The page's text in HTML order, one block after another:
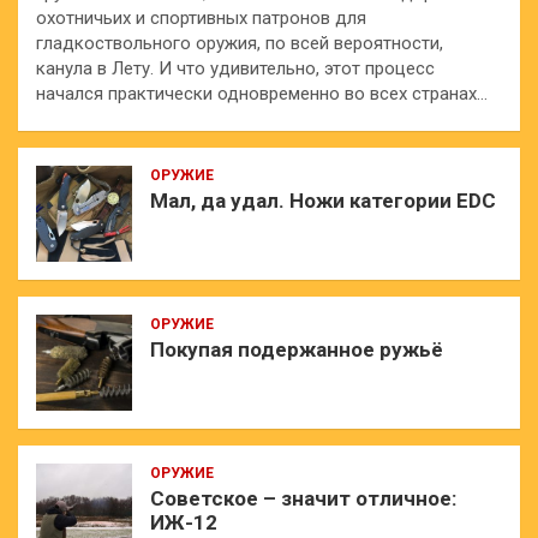
охотничьих и спортивных патронов для
гладкоствольного оружия, по всей вероятности,
канула в Лету. И что удивительно, этот процесс
начался практически одновременно во всех странах…
ОРУЖИЕ
Мал, да удал. Ножи категории EDC
ОРУЖИЕ
Покупая подержанное ружьё
ОРУЖИЕ
Советское – значит отличное:
ИЖ-12